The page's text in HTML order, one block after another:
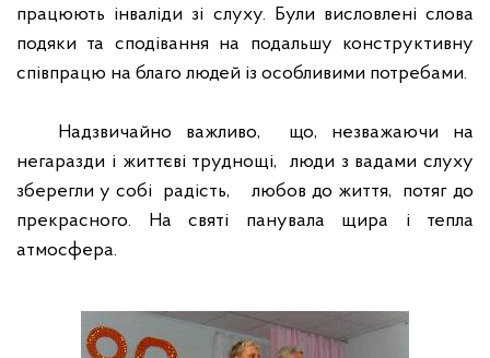
працюють інваліди зі слуху. Були висловлені слова
подяки та сподівання на подальшу конструктивну
співпрацю на благо людей із особливими потребами.
Надзвичайно важливо,
що, незважаючи на
негаразди і життєві труднощі,
люди з вадами слуху
зберегли у собі
радість, любов до життя,
потяг до
прекрасного. На святі панувала щира і тепла
атмосфера.